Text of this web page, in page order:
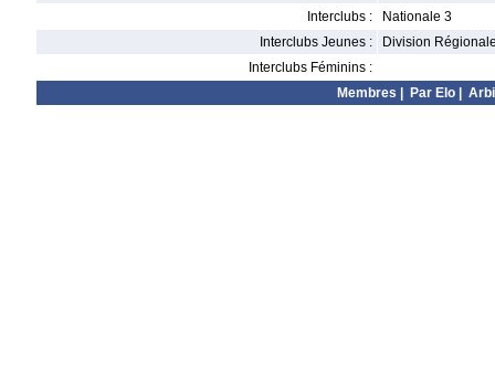
Interclubs :
Nationale 3
Interclubs Jeunes :
Division
Interclubs Féminins :
Membres
Par Elo